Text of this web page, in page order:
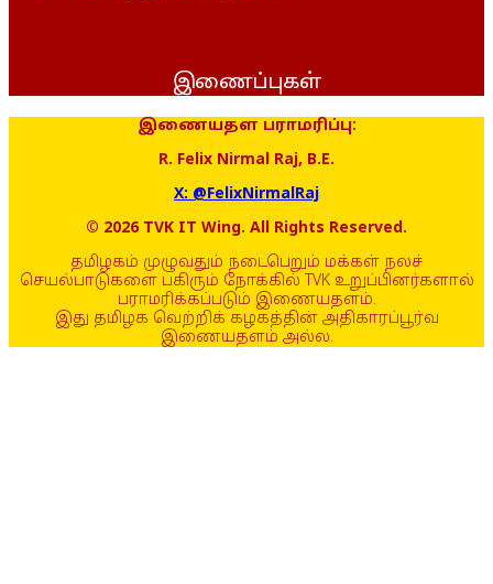
இணைப்புகள்
இணையதள பராமரிப்பு:
R. Felix Nirmal Raj, B.E.
X: @FelixNirmalRaj
© 2026 TVK IT Wing. All Rights Reserved.
தமிழகம் முழுவதும் நடைபெறும் மக்கள் நலச்
செயல்பாடுகளை பகிரும் நோக்கில் TVK உறுப்பினர்களால்
பராமரிக்கப்படும் இணையதளம்.
இது தமிழக வெற்றிக் கழகத்தின் அதிகாரப்பூர்வ
இணையதளம் அல்ல.